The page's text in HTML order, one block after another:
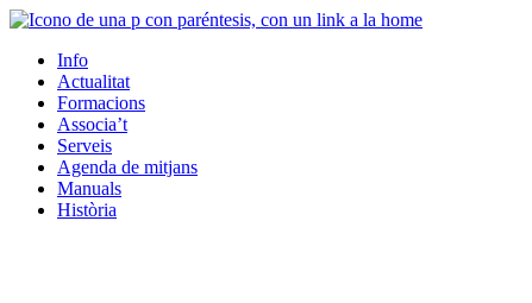
Info
Actualitat
Formacions
Associa’t
Serveis
Agenda de mitjans
Manuals
Història